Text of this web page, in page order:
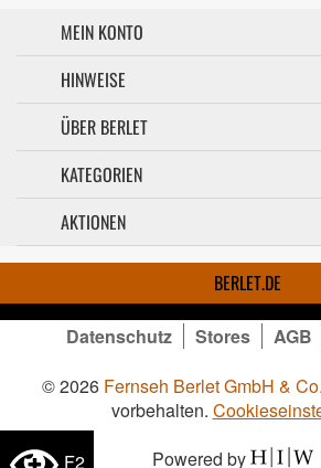
F2
MEIN KONTO
HINWEISE
ÜBER BERLET
KATEGORIEN
AKTIONEN
BERLET.DE
Datenschutz Stores AGB
© 2026 Fernseh Berlet GmbH &
vorbehalten.
Powered by